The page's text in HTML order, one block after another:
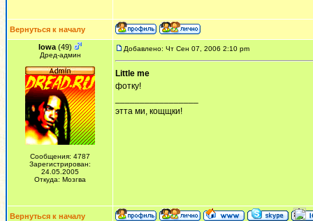
Вернуться к началу
Iowa (49)
Дред-админ
Сообщения: 4787
Зарегистрирован:
24.05.2005
Откуда: Мозгва
Добавлено: Чт Сен 07, 2006 2:10 pm
Little me
фотку!
этта ми, кощщки!
Вернуться к началу